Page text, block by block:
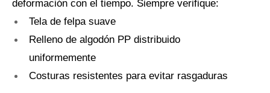
deformación con el tiempo. Siempre verifique:
Tela de felpa suave
Relleno de algodón PP distribuido
uniformemente
Costuras resistentes para evitar rasgaduras